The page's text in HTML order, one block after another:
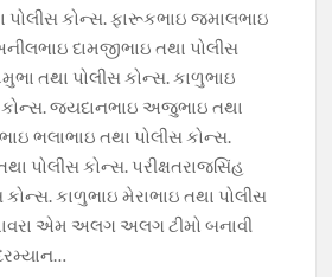
પોલીસ કોન્સ. ફારૂકભાઇ જમાલભાઇ
દામજીભાઇ તથા પોલીસ
તથા પોલીસ કોન્સ. કાળુભાઇ
કોન્સ. જયદાનભાઇ અજુભાઇ તથા
ભલાભાઇ તથા પોલીસ કોન્સ.
પોલીસ કોન્સ. પરીક્ષતરાજસિંહ
કોન્સ. કાળુભાઇ મેરાભાઇ તથા પોલીસ
એમ અલગ અલગ ટીમો બનાવી